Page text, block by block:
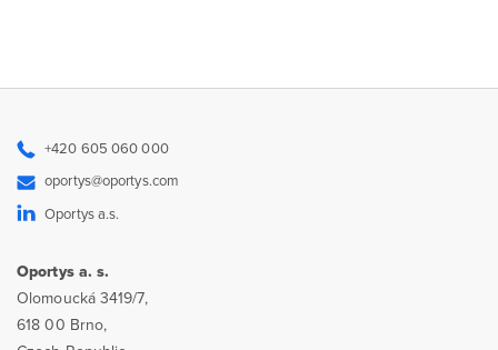
+420 605 060 000
oportys@oportys.com
Oportys a.s.
Oportys a. s.
Olomoucká 3419/7,
618 00 Brno,